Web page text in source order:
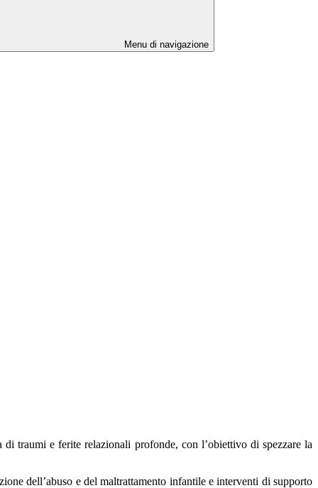
Menu di navigazione
traumi e ferite relazionali profonde, con l’obiettivo di spezzare la
dell’abuso e del maltrattamento infantile e interventi di supporto